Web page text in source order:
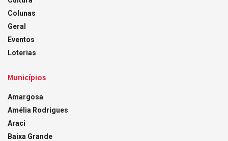
Colunas
Geral
Eventos
Loterias
Municípios
Amargosa
Amélia Rodrigues
Araci
Baixa Grande